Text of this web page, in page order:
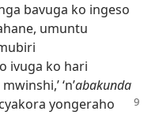
bavuga ko ingeso
umuntu
ivuga ko hari
‘n’abakunda
yongeraho